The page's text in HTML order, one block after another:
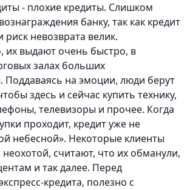
- плохие кредиты. Слишком
банку, так как кредит
риск невозврата велик.
их выдают очень быстро, в
залах больших
Поддаваясь на эмоции, люди берут
здесь и сейчас купить технику,
телевизоры и прочее. Когда
проходит, кредит уже не
небесной». Некоторые клиенты
считают, что их обманули,
и так далее. Перед
кредита, полезно с